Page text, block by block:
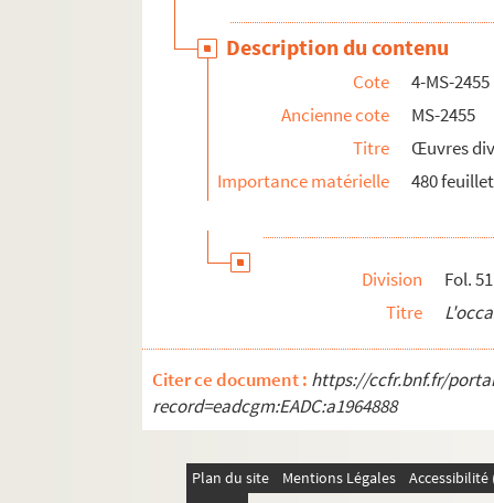
Description du contenu
Cote
4-MS-2455
Ancienne cote
MS-2455
Titre
Œuvres
Importance matérielle
480
Division
Fol. 51
Titre
Citer ce document : https://ccfr.bnf.fr/
record=eadcgm:EADC:a1964888
Plan du site Mentions Légales